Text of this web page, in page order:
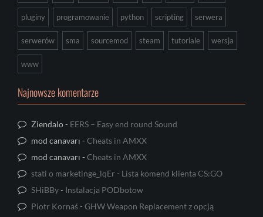
pluginy programowanie python scripting serwera
serwerów sma sourcemod steam tutoriale wersja
www
Najnowsze komentarze
Ziendalo- EERS – Easy end round Sound
mod canavarı -Cheats in AMXX
mod canavarı -Cheats in AMXX
stati o marketinge_lqEr - Lista komend klienta CS:GO
SHiBBy- Instalacja PODbotow
Piotr Kornaś-GHW Weapon Replacement z opcją